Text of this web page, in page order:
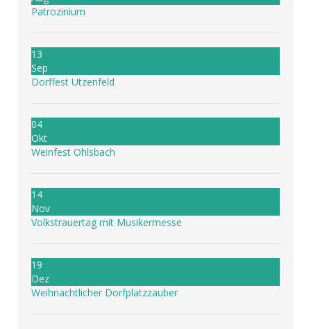
Patrozinium
13
Sep
Dorffest Utzenfeld
04
Okt
Weinfest Ohlsbach
14
Nov
Volkstrauertag mit Musikermesse
19
Dez
Weihnachtlicher Dorfplatzzauber